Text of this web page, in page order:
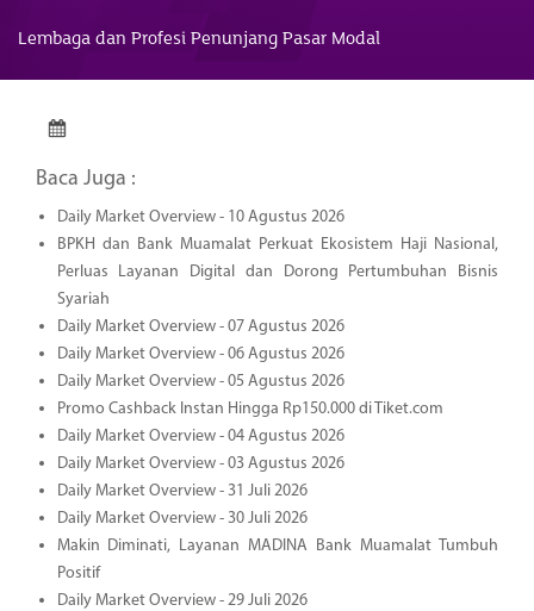
Lembaga dan Profesi Penunjang Pasar Modal
Baca Juga :
Daily Market Overview - 10 Agustus 2026
BPKH dan Bank Muamalat Perkuat Ekosistem Haji Nasional,
Perluas Layanan Digital dan Dorong Pertumbuhan Bisnis
Syariah
Daily Market Overview - 07 Agustus 2026
Daily Market Overview - 06 Agustus 2026
Daily Market Overview - 05 Agustus 2026
Promo Cashback Instan Hingga Rp150.000 di Tiket.com
Daily Market Overview - 04 Agustus 2026
Daily Market Overview - 03 Agustus 2026
Daily Market Overview - 31 Juli 2026
Daily Market Overview - 30 Juli 2026
Makin Diminati, Layanan MADINA Bank Muamalat Tumbuh
Positif
Daily Market Overview - 29 Juli 2026